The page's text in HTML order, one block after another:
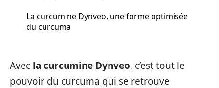
La curcumine Dynveo, une forme optimisée
du curcuma
Avec la curcumine Dynveo, c’est tout le
pouvoir du curcuma qui se retrouve